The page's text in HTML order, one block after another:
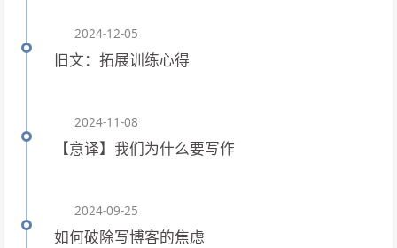
2024-12-05
旧文：拓展训练心得
2024-11-08
【意译】我们为什么要写作
2024-09-25
如何破除写博客的焦虑